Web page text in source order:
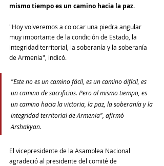
mismo tiempo es un camino hacia la paz.
"Hoy volveremos a colocar una piedra angular
muy importante de la condición de Estado, la
integridad territorial, la soberanía y la soberanía
de Armenia", indicó.
"Este no es un camino fácil, es un camino difícil, es
un camino de sacrificios. Pero al mismo tiempo, es
un camino hacia la victoria, la paz, la soberanía y la
integridad territorial de Armenia", afirmó
Arshakyan.
El vicepresidente de la Asamblea Nacional
agradeció al presidente del comité de